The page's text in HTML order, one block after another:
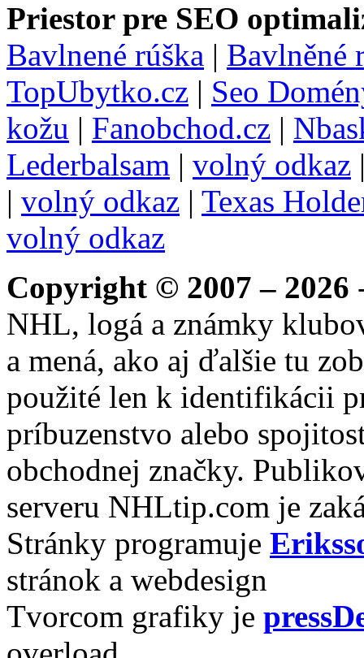
Priestor pre SEO
Bavlnené rúška | Bavlněné
TopUbytko.cz | Seo
kožu | Fanobchod.cz |
Lederbalsam | volný odkaz
| volný odkaz | Texas
volný odkaz
Copyright © 2007 – 2026
NHL, logá a známky
a mená, ako aj ďalšie tu
použité len k identifikácii
príbuzenstvo alebo
obchodnej značky.
serveru NHLtip.com je
Stránky programuje
stránok a webdesign
Tvorcom grafiky je